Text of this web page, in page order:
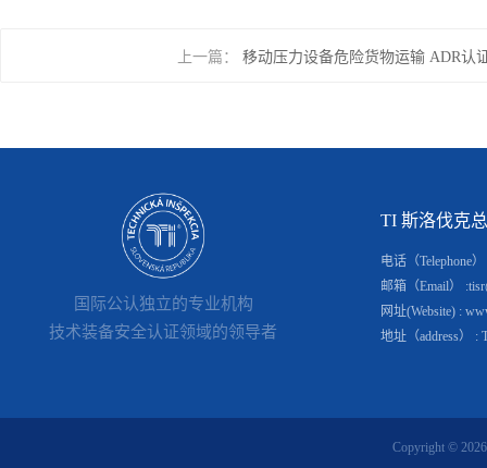
上一篇： 移动压力设备危险货物运输 ADR认
国际公认独立的专业机构
技术装备安全认证领域的领导者
TI 斯洛伐克
电话（Telephone
邮箱（Email）
网址(Website) :
地址（address） :
Copyright ©